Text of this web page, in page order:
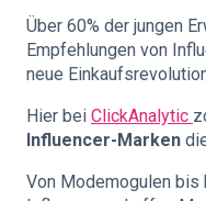
Über 60% der jungen
Empfehlungen von
neue
Hier bei ClickAnalytic
Influencer-Marken
Von Modemogulen